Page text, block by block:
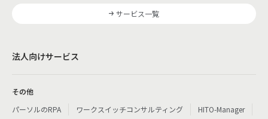
サービス一覧
法人向けサービス
その他
パーソルのRPA
ワークスイッチコンサルティング HITO-Manager